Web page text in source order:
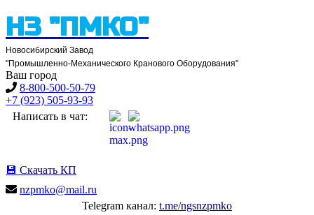
НЗ "ПМКО"
Новосибирский Завод
"Промышленно-Механического Кранового Оборудования"
Ваш город
8-800-500-50-79
+7 (923) 505-93-93
Написать в чат:
💾 Скачать КП
nzpmko@mail.ru
Telegram канал: t.me/ngsnzpmko